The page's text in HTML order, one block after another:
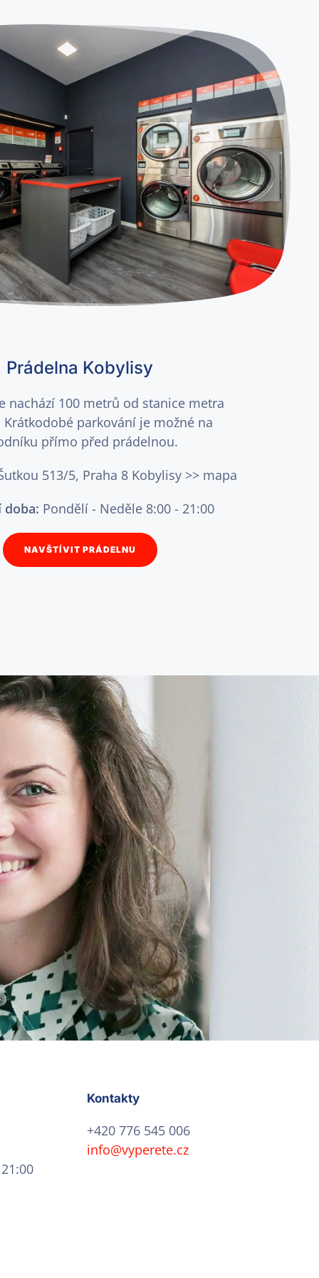
Prádelna Kobylisy
nachází 100 metrů od stanice metra
Krátkodobé parkování je možné na
přímo před prádelnou.
513/5, Praha 8 Kobylisy >> mapa
doba: Pondělí - Neděle 8:00 - 21:00
NAVŠTÍVIT PRÁDELNU
Kontakty
+420 776 545 006
info@vyperete.cz